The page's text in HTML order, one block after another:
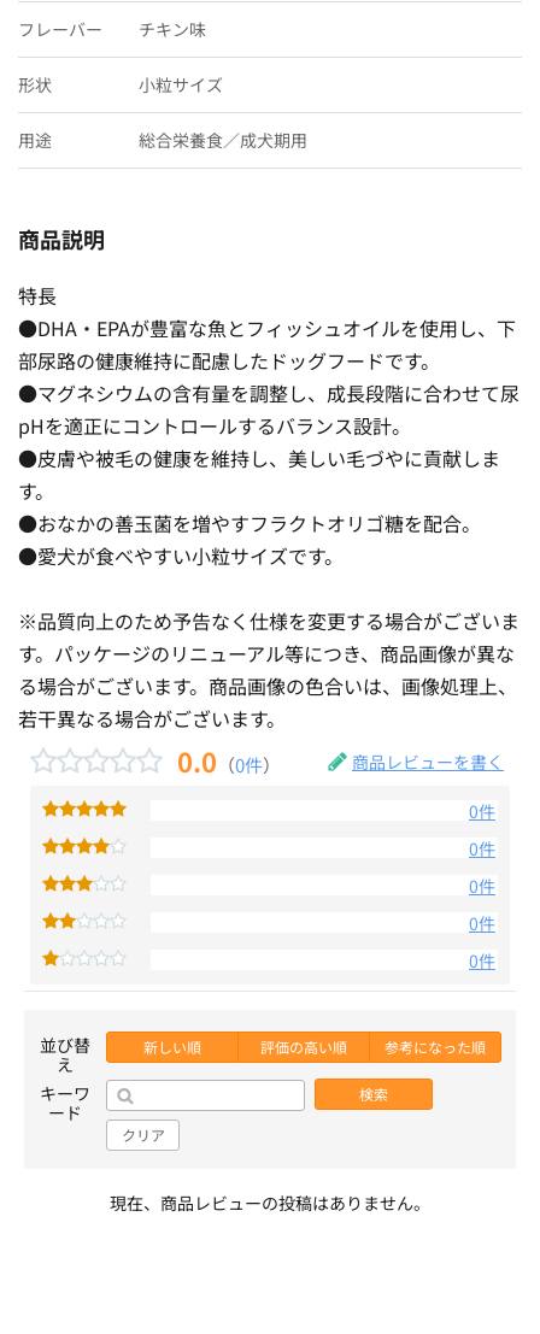
フレーバー チキン味
形状 小粒サイズ
用途 総合栄養食／成犬期用
商品説明
特長
●DHA・EPAが豊富な魚とフィッシュオイルを使用し、下
部尿路の健康維持に配慮したドッグフードです。
●マグネシウムの含有量を調整し、成長段階に合わせて尿
pHを適正にコントロールするバランス設計。
●皮膚や被毛の健康を維持し、美しい毛づやに貢献しま
す。
●おなかの善玉菌を増やすフラクトオリゴ糖を配合。
●愛犬が食べやすい小粒サイズです。
※品質向上のため予告なく仕様を変更する場合がございま
す。パッケージのリニューアル等につき、商品画像が異な
る場合がございます。商品画像の色合いは、画像処理上、
若干異なる場合がございます。
0.0 （0件） 商品レビューを書く
0件
0件
0件
0件
0件
並び替
え
新しい順 評価の高い順 参考になった順
キーワ
ード
検索
クリア
現在、商品レビューの投稿はありません。